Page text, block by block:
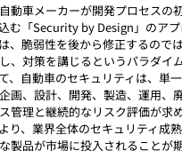
動車メーカーが開発プロセスの
む「Security by Design」のア
、脆弱性を後から修正するので
、対策を講じるというパラダイ
、自動車のセキュリティは、単
画、設計、開発、製造、運用、
管理と継続的なリスク評価が求
り、業界全体のセキュリティ成
製品が市場に投入されることが